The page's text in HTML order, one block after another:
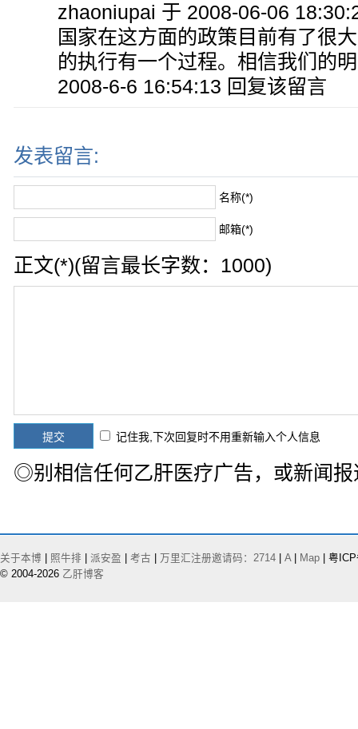
zhaoniupai 于 2008-06-06
国家在这方面的政策目前有了很
的执行有一个过程。相信我们的
2008-6-6 16:54:13 回复该留言
发表留言:
名称(*)
邮箱(*)
正文(*)(留言最长字数：1000)
记住我,下次回复时不用重新输入个人信息
◎别相信任何乙肝医疗广告，或新闻报
关于本博 照牛排 派安盈 考古 万里汇注册邀请码：2714 A| Map | 粤
© 2004-2026 乙肝博客